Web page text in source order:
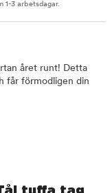
1-3 arbetsdagar.
året runt! Detta
får förmodligen din
tuffa tag